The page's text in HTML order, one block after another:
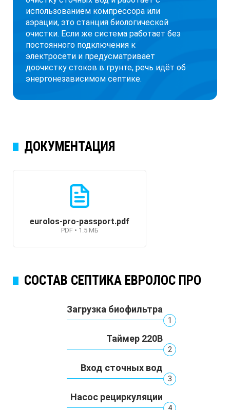
использованием компрессора или
аэрации, это станция биологической
очистки. Если же система работает без
постоянного подключения к
электросети и предусматривает
доочистку стоков в грунте, речь идёт об
энергонезависимом септике.
ДОКУМЕНТАЦИЯ
eurolos-pro-passport.pdf
PDF • 1.5 МБ
СОСТАВ СЕПТИКА ЕВРОЛОС ПРО
Загрузка биофильтра
1
Таймер 220В
2
Вход сточных вод
3
Насос рециркуляции
4